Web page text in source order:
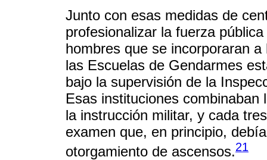
Junto con esas medidas de
profesionalizar la fuerza
hombres que se incorporaran
las Escuelas de Gendarmes
bajo la supervisión de la
Esas instituciones
la instrucción militar, y cada
examen que, en principio,
otorgamiento de ascensos.21